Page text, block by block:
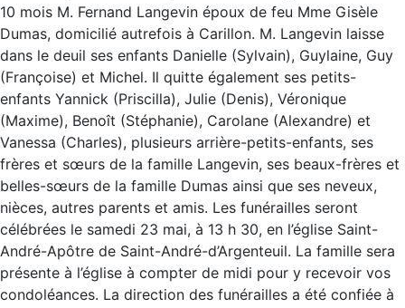
10 mois M. Fernand Langevin époux de feu Mme Gisèle
Dumas, domicilié autrefois à Carillon. M. Langevin laisse
dans le deuil ses enfants Danielle (Sylvain), Guylaine, Guy
(Françoise) et Michel. Il quitte également ses petits-
enfants Yannick (Priscilla), Julie (Denis), Véronique
(Maxime), Benoît (Stéphanie), Carolane (Alexandre) et
Vanessa (Charles), plusieurs arrière-petits-enfants, ses
frères et sœurs de la famille Langevin, ses beaux-frères et
belles-sœurs de la famille Dumas ainsi que ses neveux,
nièces, autres parents et amis. Les funérailles seront
célébrées le samedi 23 mai, à 13 h 30, en l’église Saint-
André-Apôtre de Saint-André-d’Argenteuil. La famille sera
présente à l’église à compter de midi pour y recevoir vos
condoléances. La direction des funérailles a été confiée à